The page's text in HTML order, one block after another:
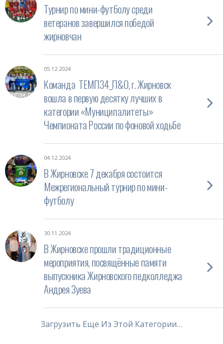
Турнир по мини-футболу среди
ветеранов завершился победой
жирновчан
05.12.2024
Команда ТЕМП34_П&О, г. Жирновск
вошла в первую десятку лучших в
категории «Муниципалитеты»
Чемпионата России по фоновой ходьбе
04.12.2024
В Жирновске 7 декабря состоится
Межрегиональный турнир по мини-
футболу
30.11.2024
В Жирновске прошли традиционные
мероприятия, посвящённые памяти
выпускника Жирновского педколледжа
Андрея Зуева
Загрузить Еще Из Этой Категории…